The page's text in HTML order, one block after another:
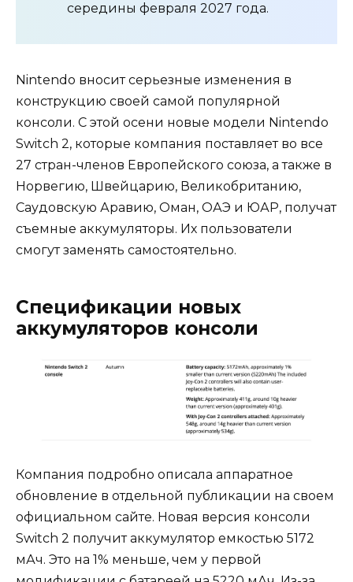
середины февраля 2027 года.
Nintendo вносит серьезные изменения в
конструкцию своей самой популярной
консоли. С этой осени новые модели Nintendo
Switch 2, которые компания поставляет во все
27 стран-членов Европейского союза, а также в
Норвегию, Швейцарию, Великобританию,
Саудовскую Аравию, Оман, ОАЭ и ЮАР, получат
съемные аккумуляторы. Их пользователи
смогут заменять самостоятельно.
Спецификации новых
аккумуляторов консоли
Компания подробно описала аппаратное
обновление в отдельной публикации на своем
официальном сайте. Новая версия консоли
Switch 2 получит аккумулятор емкостью 5172
мАч. Это на 1% меньше, чем у первой